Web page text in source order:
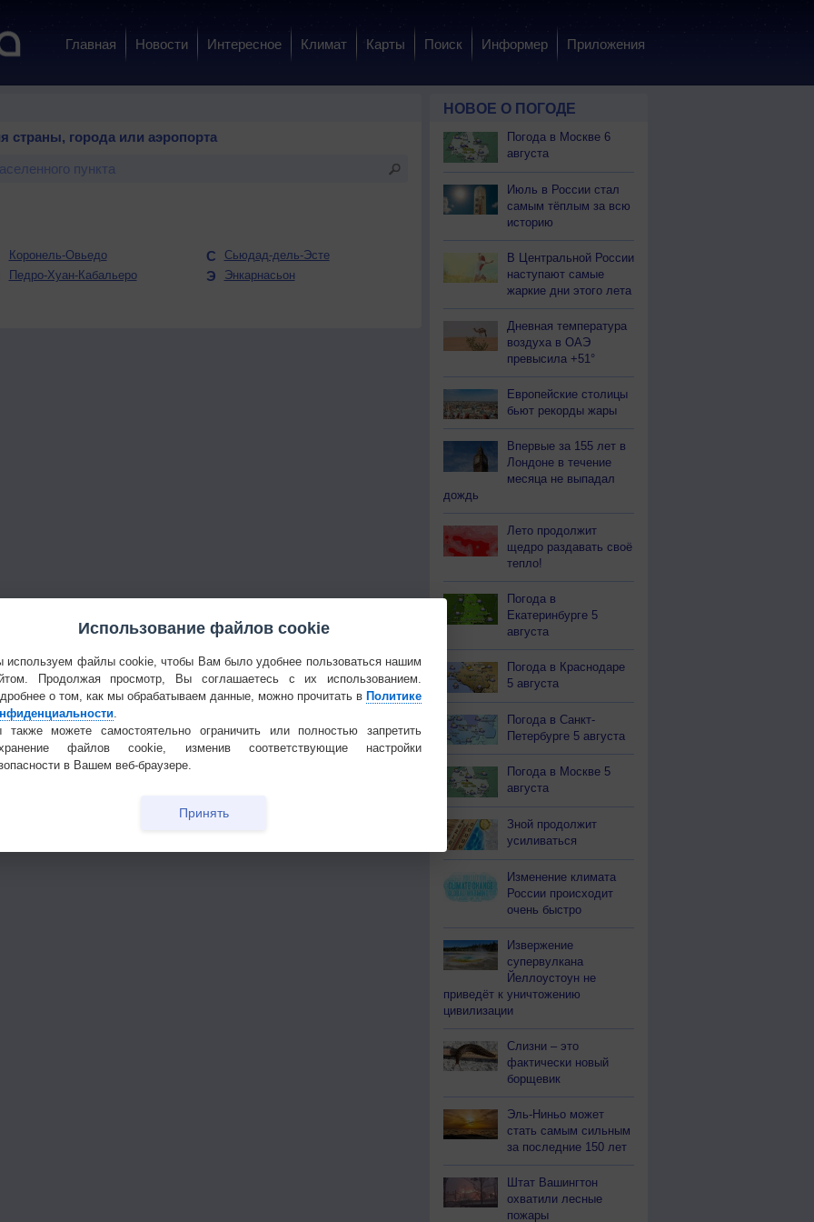
Главная Новости Интересное Климат Карты Поиск Информер Приложения
страны, города или аэропорта
Коронель-Овьедо
Педро-Хуан-Кабальеро
С Сьюдад-дель-Эсте
Э Энкарнасьон
НОВОЕ О ПОГОДЕ
Погода в Москве 6
августа
Июль в России стал
самым тёплым за всю
историю
В Центральной России
наступают самые
жаркие дни этого лета
Дневная температура
воздуха в ОАЭ
превысила +51°
Европейские столицы
бьют рекорды жары
Впервые за 155 лет в
Лондоне в течение
месяца не выпадал
дождь
Лето продолжит
щедро раздавать своё
тепло!
Погода в
Екатеринбурге 5
августа
Погода в Краснодаре
5 августа
Погода в Санкт-
Петербурге 5 августа
Погода в Москве 5
августа
Зной продолжит
усиливаться
Изменение климата
России происходит
очень быстро
Извержение
супервулкана
Йеллоустоун не
приведёт к уничтожению
цивилизации
Слизни – это
фактически новый
борщевик
Эль-Ниньо может
стать самым сильным
за последние 150 лет
Штат Вашингтон
охватили лесные
пожары
Использование файлов cookie
используем файлы cookie, чтобы Вам было удобнее пользоваться нашим
Продолжая просмотр, Вы соглашаетесь с их использованием.
о том, как мы обрабатываем данные, можно прочитать в Политике
.
также можете самостоятельно ограничить или полностью запретить
файлов cookie, изменив соответствующие настройки
в Вашем веб-браузере.
Принять